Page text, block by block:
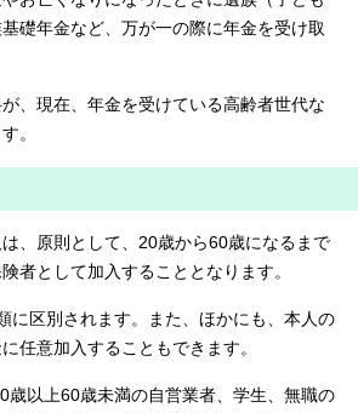
礎年金など、万が一の際に年金を受け取
、現在、年金を受けている高齢者世代な
。
、原則として、20歳から60歳になるまで
者として加入することとなります。
に区別されます。また、ほかにも、本人の
任意加入することもできます。
歳以上60歳未満の自営業者、学生、無職の